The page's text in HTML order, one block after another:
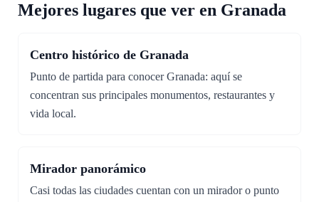
Mejores lugares que ver en Granada
Centro histórico de Granada
Punto de partida para conocer Granada: aquí se
concentran sus principales monumentos, restaurantes y
vida local.
Mirador panorámico
Casi todas las ciudades cuentan con un mirador o punto